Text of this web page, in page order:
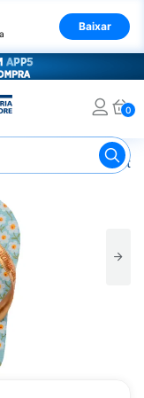
Baixar
0
Calçados e